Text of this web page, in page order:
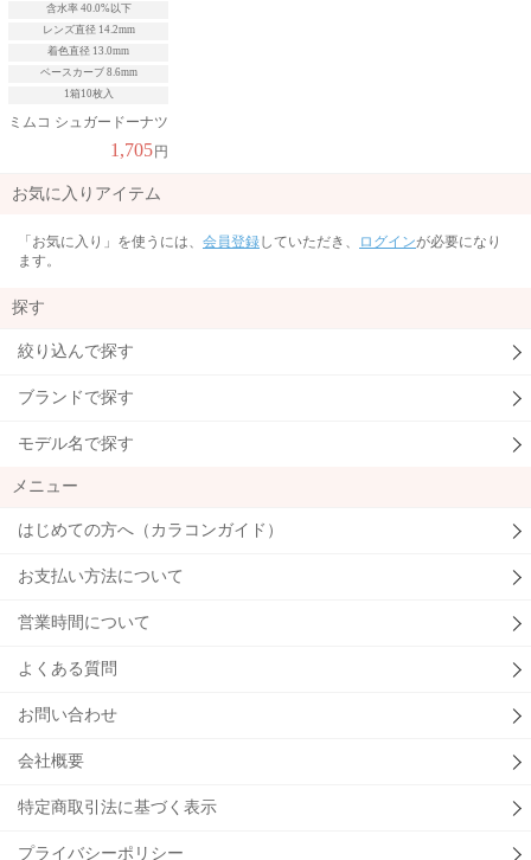
含水率 40.0%以下
レンズ直径 14.2mm
着色直径 13.0mm
ベースカーブ 8.6mm
1箱10枚入
ミムコ シュガードーナツ
1,705円
お気に入りアイテム
「お気に入り」を使うには、 会員登録していただき、 ログインが必要になり
ます。
探す
絞り込んで探す
ブランドで探す
モデル名で探す
メニュー
はじめての方へ（カラコンガイド）
お支払い方法について
営業時間について
よくある質問
お問い合わせ
会社概要
特定商取引法に基づく表示
プライバシーポリシー